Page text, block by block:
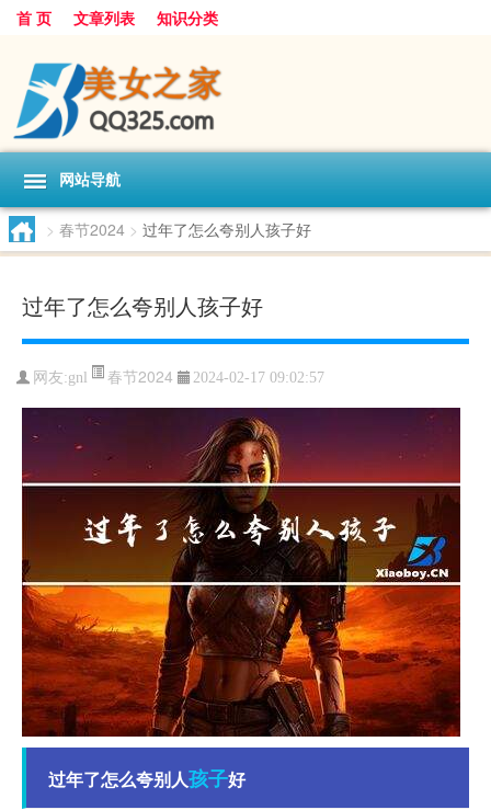
首 页 文章列表 知识分类
网站导航
> 春节2024 > 过年了怎么夸别人孩子好
过年了怎么夸别人孩子好
网友:gnl 春节2024 2024-02-17 09:02:57
过年了怎么夸别人孩子好